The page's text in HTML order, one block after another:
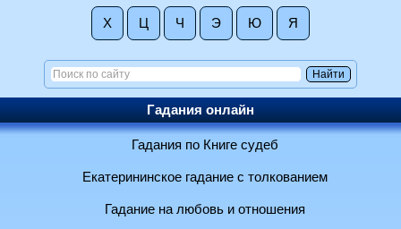
Х Ц Ч Э Ю Я
Гадания онлайн
Гадания по Книге судеб
Екатерининское гадание с толкованием
Гадание на любовь и отношения